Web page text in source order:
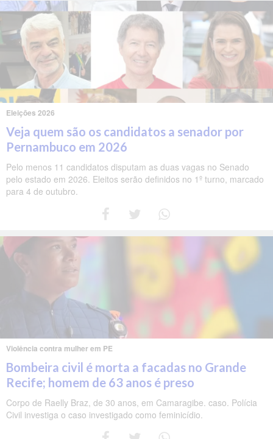
Eleições 2026
Veja quem são os candidatos a senador por
Pernambuco em 2026
Pelo menos 11 candidatos disputam as duas vagas no Senado
pelo estado em 2026. Eleitos serão definidos no 1º turno, marcado
para 4 de outubro.
Violência contra mulher em PE
Bombeira civil é morta a facadas no Grande
Recife; homem de 63 anos é preso
Corpo de Raelly Braz, de 30 anos, em Camaragibe. caso. Polícia
Civil investiga o caso investigado como feminicídio.